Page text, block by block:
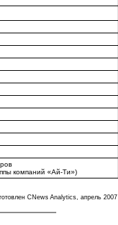
компаний «Ай-Ти»)
CNews Analytics, апрель 2007